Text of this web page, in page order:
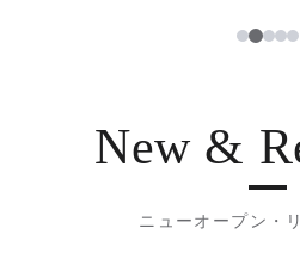
1234
New &
ニューオープン・